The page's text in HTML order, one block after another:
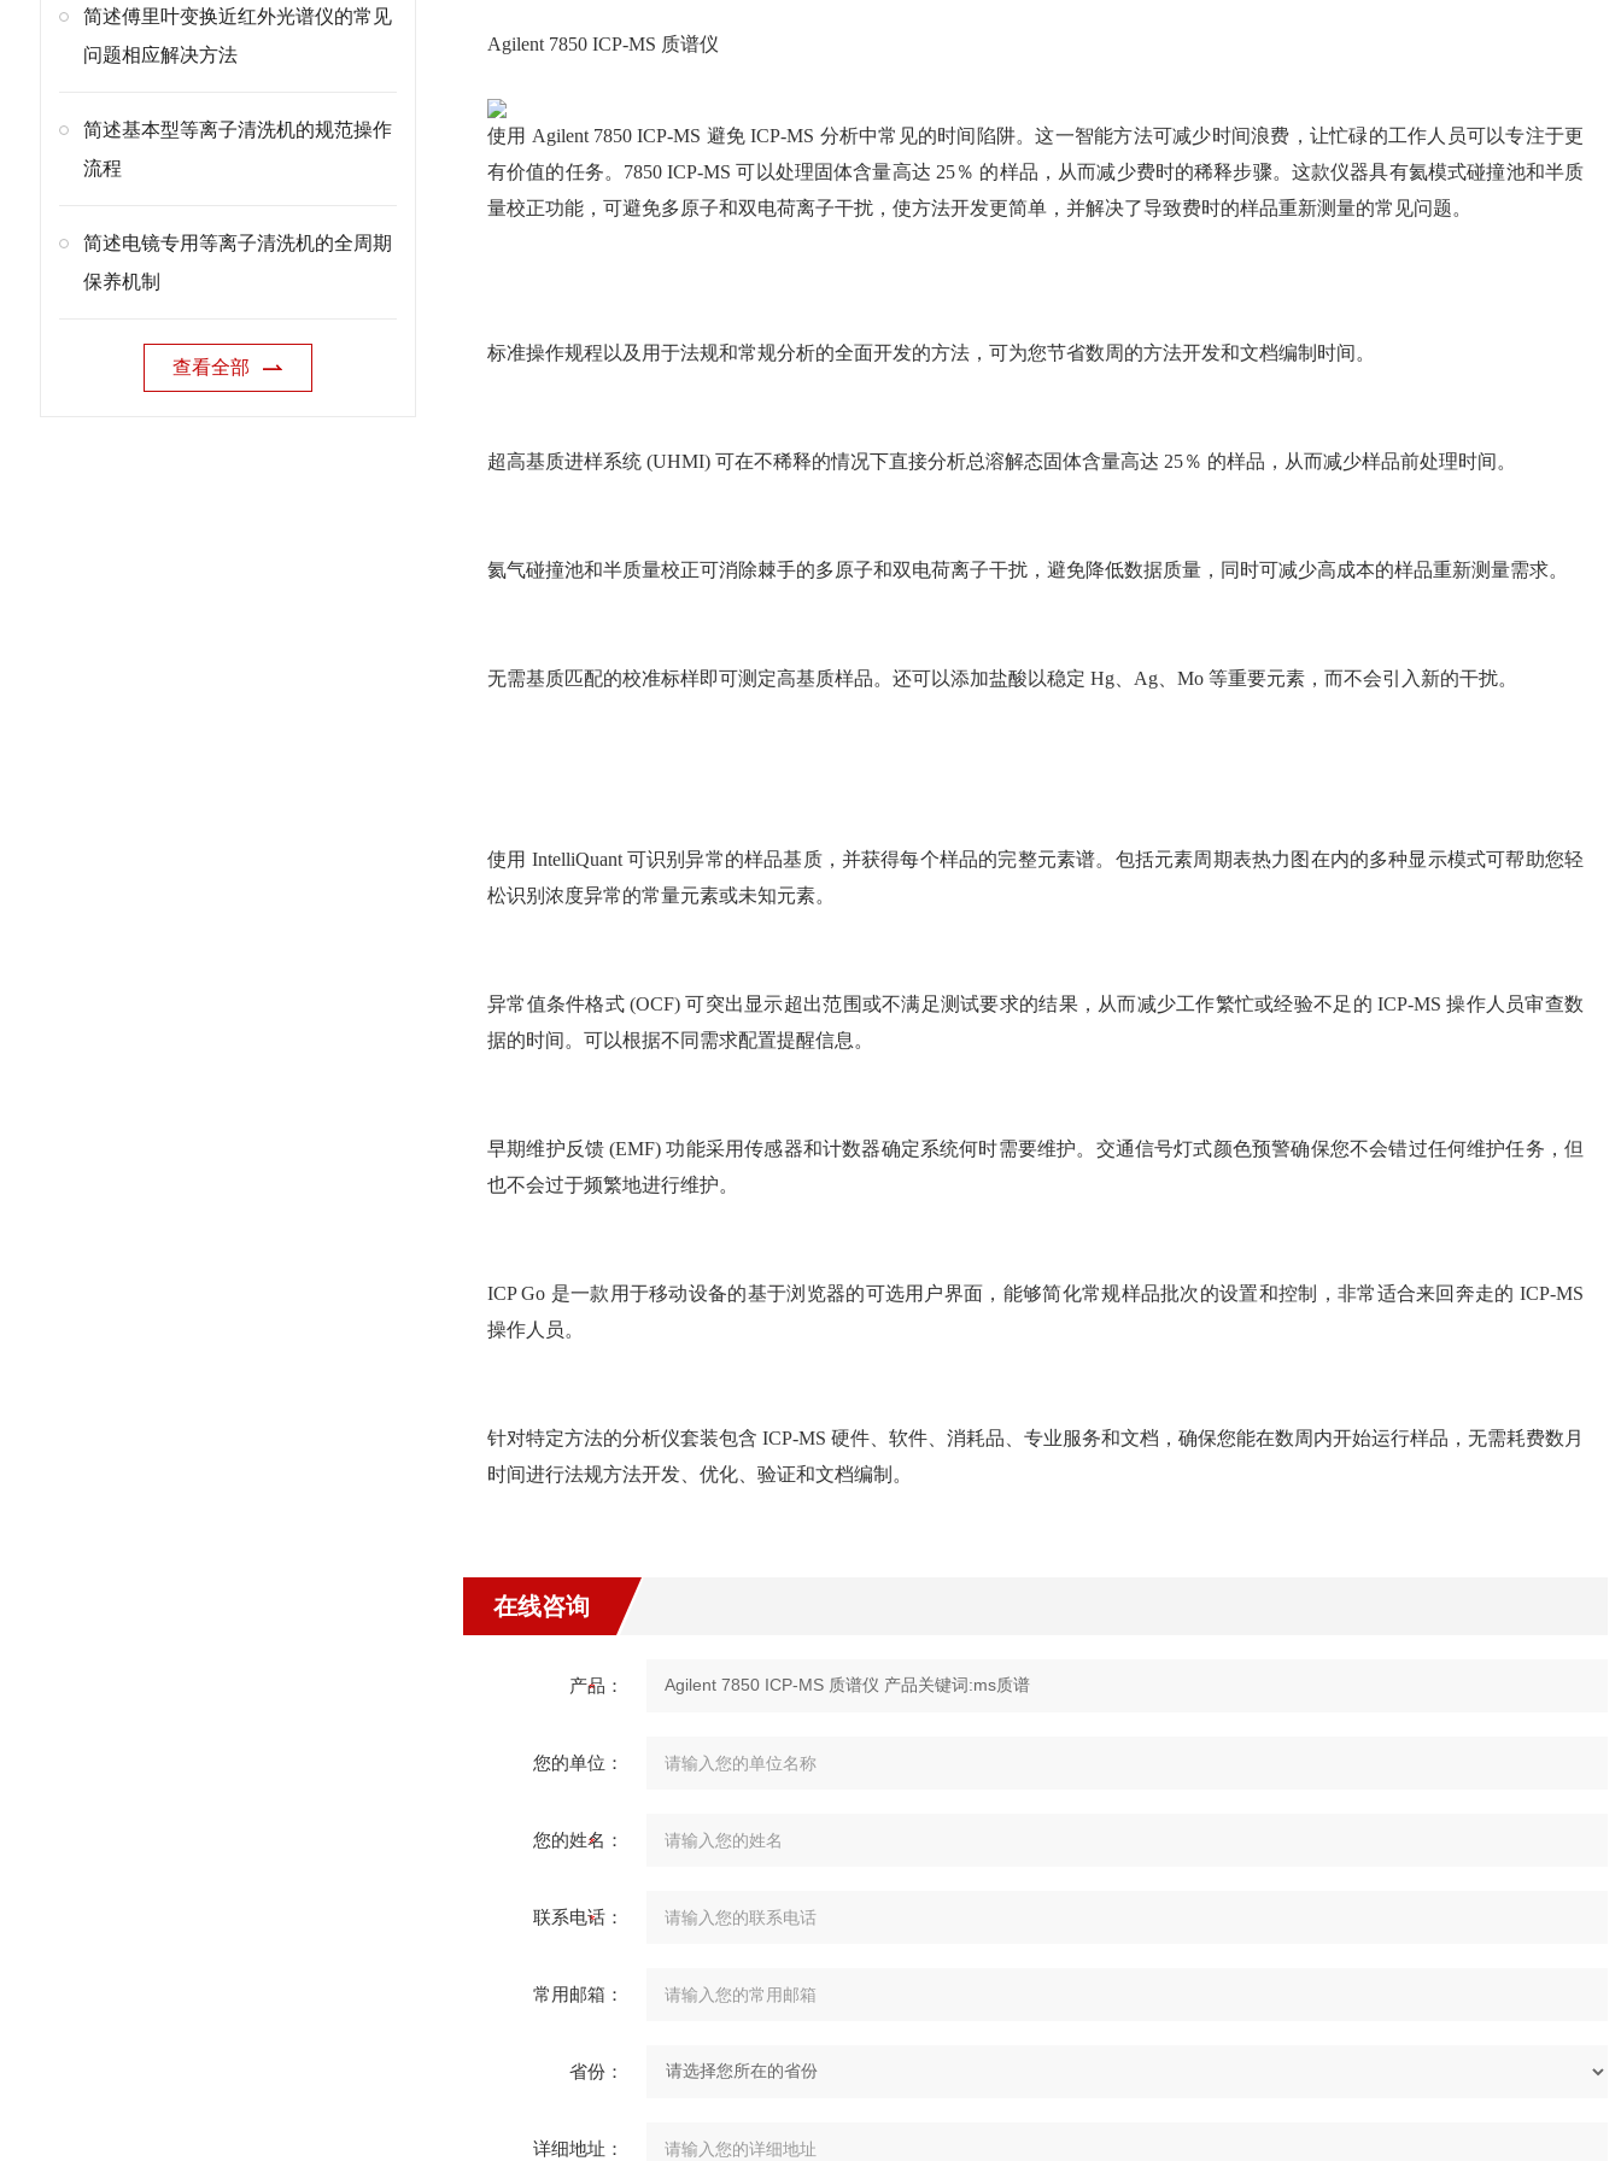
简述傅里叶变换近红外光谱仪的常见
问题相应解决方法
简述基本型等离子清洗机的规范操作
流程
简述电镜专用等离子清洗机的全周期
保养机制
查看全部
Agilent 7850 ICP-MS 质谱仪
使用 Agilent 7850 ICP-MS 避免 ICP-MS 分析中常见的时间陷阱。这一智能方法可减少时间浪费，让忙碌的工作人员可以专注于更
有价值的任务。7850 ICP-MS 可以处理固体含量高达 25％ 的样品，从而减少费时的稀释步骤。这款仪器具有氦模式碰撞池和半质
量校正功能，可避免多原子和双电荷离子干扰，使方法开发更简单，并解决了导致费时的样品重新测量的常见问题。
标准操作规程以及用于法规和常规分析的全面开发的方法，可为您节省数周的方法开发和文档编制时间。
超高基质进样系统 (UHMI) 可在不稀释的情况下直接分析总溶解态固体含量高达 25％ 的样品，从而减少样品前处理时间。
氦气碰撞池和半质量校正可消除棘手的多原子和双电荷离子干扰，避免降低数据质量，同时可减少高成本的样品重新测量需求。
无需基质匹配的校准标样即可测定高基质样品。还可以添加盐酸以稳定 Hg、Ag、Mo 等重要元素，而不会引入新的干扰。
使用 IntelliQuant 可识别异常的样品基质，并获得每个样品的完整元素谱。包括元素周期表热力图在内的多种显示模式可帮助您轻
松识别浓度异常的常量元素或未知元素。
异常值条件格式 (OCF) 可突出显示超出范围或不满足测试要求的结果，从而减少工作繁忙或经验不足的 ICP-MS 操作人员审查数
据的时间。可以根据不同需求配置提醒信息。
早期维护反馈 (EMF) 功能采用传感器和计数器确定系统何时需要维护。交通信号灯式颜色预警确保您不会错过任何维护任务，但
也不会过于频繁地进行维护。
ICP Go 是一款用于移动设备的基于浏览器的可选用户界面，能够简化常规样品批次的设置和控制，非常适合来回奔走的 ICP-MS
操作人员。
针对特定方法的分析仪套装包含 ICP-MS 硬件、软件、消耗品、专业服务和文档，确保您能在数周内开始运行样品，无需耗费数月
时间进行法规方法开发、优化、验证和文档编制。
在线咨询
产品：
您的单位：
您的姓名：
联系电话：
常用邮箱：
省份：
详细地址：